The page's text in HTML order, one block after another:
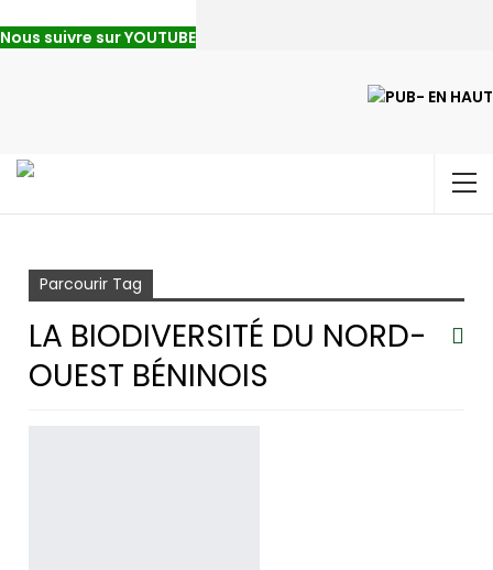
Nous suivre sur YOUTUBE
Parcourir Tag
LA BIODIVERSITÉ DU NORD-
OUEST BÉNINOIS